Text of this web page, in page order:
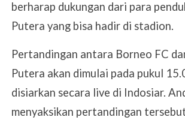
berharap dukungan dari para
Putera yang bisa hadir di stadion.
Pertandingan antara Borneo FC
Putera akan dimulai pada pukul
disiarkan secara live di Indosiar.
menyaksikan pertandingan